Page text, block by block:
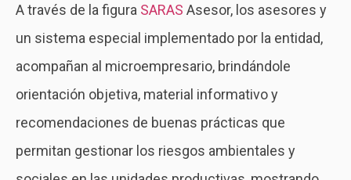
A través de la figura SARAS Asesor, los asesores y
un sistema especial implementado por la entidad,
acompañan al microempresario, brindándole
orientación objetiva, material informativo y
recomendaciones de buenas prácticas que
permitan gestionar los riesgos ambientales y